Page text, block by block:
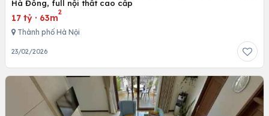
Hà Đông, full nội thất cao cấp
17 tỷ · 63m
2
Thành phố Hà Nội
23/02/2026